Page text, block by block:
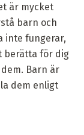
är mycket
barn och
inte fungerar,
berätta för dig
Barn är
dem enligt